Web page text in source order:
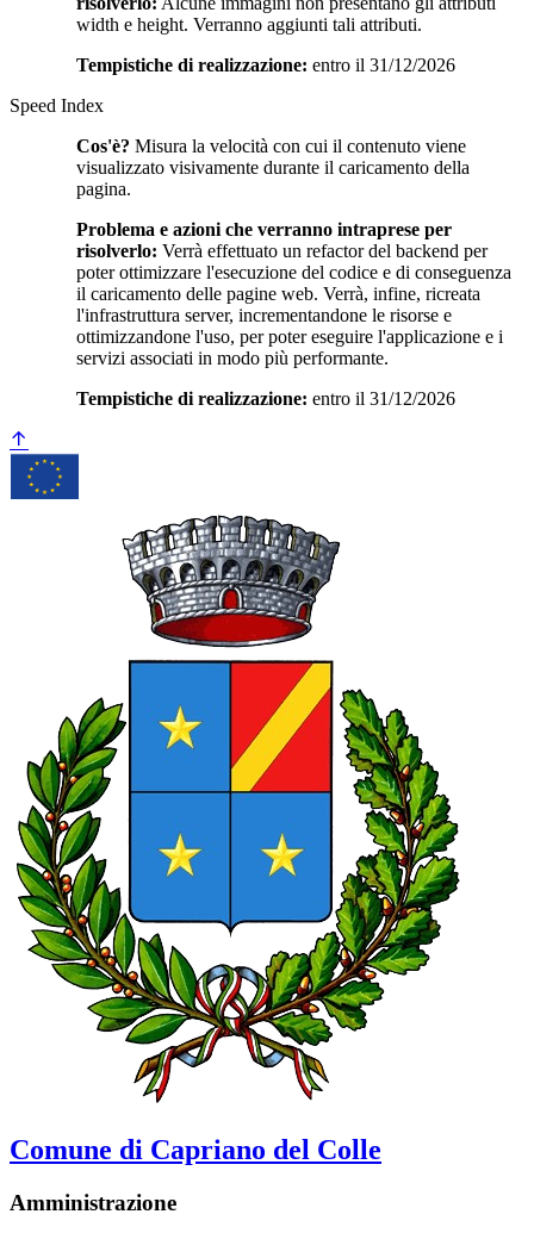
width e height. Verranno aggiunti tali attributi.
Tempistiche di realizzazione: entro il 31/12/2026
Speed Index
Cos'è? Misura la velocità con cui il contenuto viene
visualizzato visivamente durante il caricamento della
pagina.
Problema e azioni che verranno intraprese per
risolverlo: Verrà effettuato un refactor del backend per
poter ottimizzare l'esecuzione del codice e di conseguenza
il caricamento delle pagine web. Verrà, infine, ricreata
l'infrastruttura server, incrementandone le risorse e
ottimizzandone l'uso, per poter eseguire l'applicazione e i
servizi associati in modo più performante.
Tempistiche di realizzazione: entro il 31/12/2026
Comune di Capriano del Colle
Amministrazione